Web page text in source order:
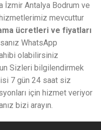
İzmir Antalya Bodrum ve
mevcuttur
ücretleri ve fiyatları
WhatsApp
olabilirsiniz
Sizleri bilgilendirmek
7 gün 24 saat siz
için hizmet veriyor
bizi arayın.